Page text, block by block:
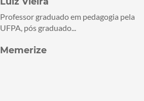
Professor graduado em pedagogia pela
UFPA, pós graduado...
Memerize